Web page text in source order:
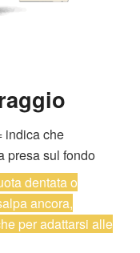
indica che
presa sul fondo
dentata o
ancora,
per adattarsi alle